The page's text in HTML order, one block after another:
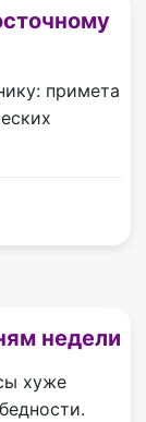
примета
недели
хуже